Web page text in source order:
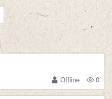
Offline
0